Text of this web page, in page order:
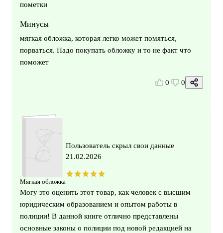
пометки
Минусы
мягкая обложка, которая легко может помяться,
порваться. Надо покупать обложку и то не факт что
поможет
0 0
Мягкая обложка
Пользователь скрыл свои данные
21.02.2026
Могу это оценить этот товар, как человек с высшим
юридическим образованием и опытом работы в
полиции! В данной книге отлично представлены
основные законы о полиции под новой редакцией на